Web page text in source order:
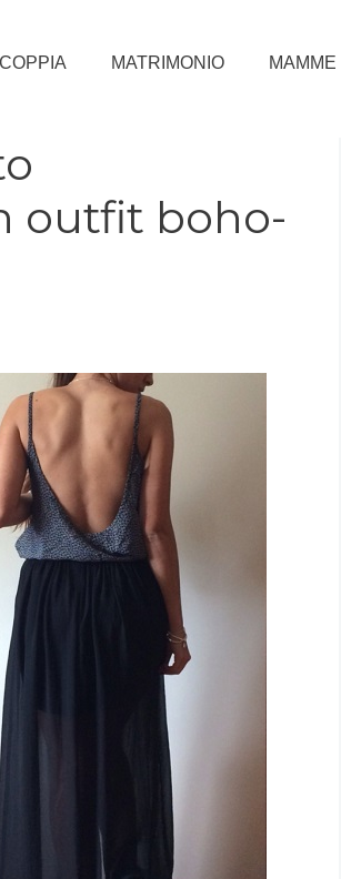
COPPIA MATRIMONIO MAMME
outfit boho-